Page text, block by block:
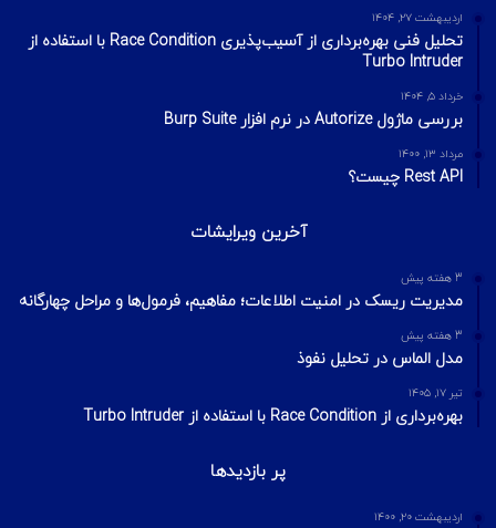
اردیبهشت ۲۷, ۱۴۰۴
تحلیل فنی بهره‌برداری از آسیب‌پذیری Race Condition با استفاده از
Turbo Intruder
خرداد ۵, ۱۴۰۴
بررسی ماژول Autorize در نرم افزار Burp Suite
مرداد ۱۳, ۱۴۰۰
Rest API چیست؟
آخرین ویرایشات
3 هفته پیش
مدیریت ریسک در امنیت اطلاعات؛ مفاهیم، فرمول‌ها و مراحل چهارگانه
3 هفته پیش
مدل الماس در تحلیل نفوذ
تیر ۱۷, ۱۴۰۵
بهره‌برداری از Race Condition با استفاده از Turbo Intruder
پر بازدیدها
اردیبهشت ۲۰, ۱۴۰۰